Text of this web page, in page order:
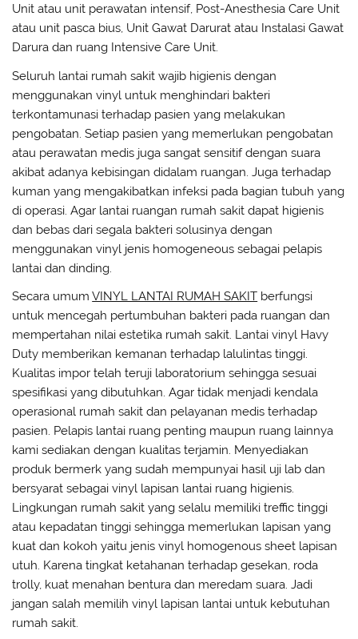
Unit atau unit perawatan intensif, Post-Anesthesia Care Unit
atau unit pasca bius, Unit Gawat Darurat atau Instalasi Gawat
Darura dan ruang Intensive Care Unit.
Seluruh lantai rumah sakit wajib higienis dengan
menggunakan vinyl untuk menghindari bakteri
terkontamunasi terhadap pasien yang melakukan
pengobatan. Setiap pasien yang memerlukan pengobatan
atau perawatan medis juga sangat sensitif dengan suara
akibat adanya kebisingan didalam ruangan. Juga terhadap
kuman yang mengakibatkan infeksi pada bagian tubuh yang
di operasi. Agar lantai ruangan rumah sakit dapat higienis
dan bebas dari segala bakteri solusinya dengan
menggunakan vinyl jenis homogeneous sebagai pelapis
lantai dan dinding.
Secara umumVINYL LANTAI RUMAH SAKIT berfungsi
untuk mencegah pertumbuhan bakteri pada ruangan dan
mempertahan nilai estetika rumah sakit. Lantai vinyl Havy
Duty memberikan kemanan terhadap lalulintas tinggi.
Kualitas impor telah teruji laboratorium sehingga sesuai
spesifikasi yang dibutuhkan. Agar tidak menjadi kendala
operasional rumah sakit dan pelayanan medis terhadap
pasien. Pelapis lantai ruang penting maupun ruang lainnya
kami sediakan dengan kualitas terjamin. Menyediakan
produk bermerk yang sudah mempunyai hasil uji lab dan
bersyarat sebagai vinyl lapisan lantai ruang higienis.
Lingkungan rumah sakit yang selalu memiliki treffic tinggi
atau kepadatan tinggi sehingga memerlukan lapisan yang
kuat dan kokoh yaitu jenis vinyl homogenous sheet lapisan
utuh. Karena tingkat ketahanan terhadap gesekan, roda
trolly, kuat menahan bentura dan meredam suara. Jadi
jangan salah memilih vinyl lapisan lantai untuk kebutuhan
rumah sakit.